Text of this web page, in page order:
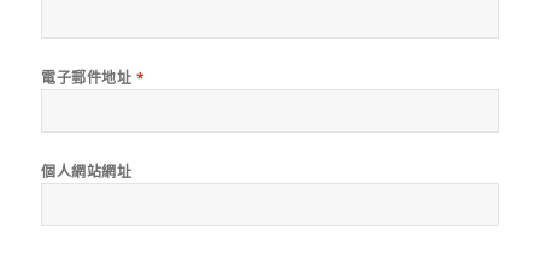
電子郵件地址 *
個人網站網址